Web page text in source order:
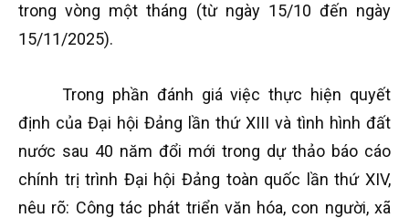
trong vòng một tháng (từ ngày 15/10 đến ngày
15/11/2025).
Trong phần đánh giá việc thực hiện quyết
định của Đại hội Đảng lần thứ XIII và tình hình đất
nước sau 40 năm đổi mới trong dự thảo báo cáo
chính trị trình Đại hội Đảng toàn quốc lần thứ XIV,
nêu rõ: Công tác phát triển văn hóa, con người, xã